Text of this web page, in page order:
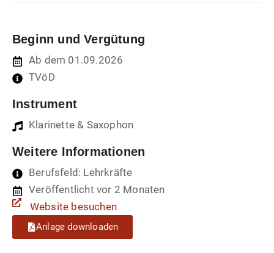
Beginn und Vergütung
Ab dem 01.09.2026
TVöD
Instrument
Klarinette & Saxophon
Weitere Informationen
Berufsfeld: Lehrkräfte
Veröffentlicht vor 2 Monaten
Website besuchen
Anlage downloaden